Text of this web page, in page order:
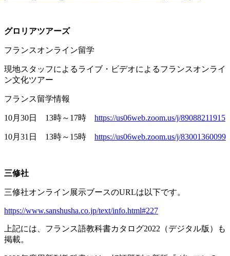
グロリアツアーズ
フランスオンライン留学
現地スタッフによるライブ・ビデオによるフランスオンライ
ン文化ツアー
フランス留学情報
10月 30日 13時～ 17時 https://us06web.zoom.us/j/89088211915
10月 31 日 13時～ 15時 https://us06web.zoom.us/j/83001360099
三修社
三修社オンライン展示ブースのURLは以下です。
https://www.sanshusha.co.jp/text/info.html#227
上記には、フランス語教科書カタログ2022 （デジタル版）も
掲載。